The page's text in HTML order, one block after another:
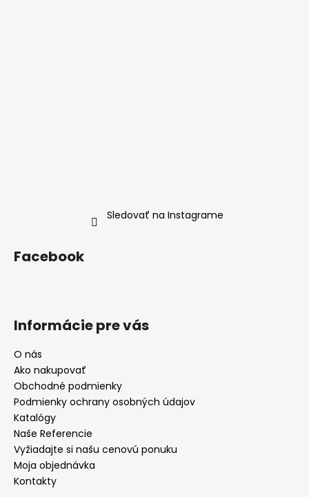
Sledovať na Instagrame
Facebook
Informácie pre vás
O nás
Ako nakupovať
Obchodné podmienky
Podmienky ochrany osobných údajov
Katalógy
Naše Referencie
Vyžiadajte si našu cenovú ponuku
Moja objednávka
Kontakty